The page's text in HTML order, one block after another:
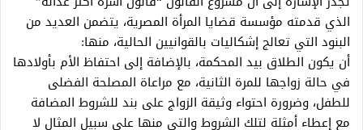
الذي قدمته مؤسسة قضايا المرأة المصرية، يتضمن العديد من
البنود التي تعالج إشكاليات بالقوانيين الحالية، منها:
أن يكون الطلاق بيد المحكمة، بالإضافة إلى احتفاظ الأم بأولادها
في حالة زواجها للمرة الثانية، مع مراعاة المصلحة الفضلى
للطفل، وضرورة احتواء وثيقة الزواج على بند للشروط المضافة
مع إعطاء أمثلة لتلك الشروط والتي منها على سبيل المثال لا